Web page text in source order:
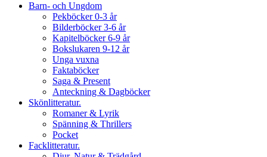
Barn- och Ungdom
Pekböcker 0-3 år
Bilderböcker 3-6 år
Kapitelböcker 6-9 år
Bokslukaren 9-12 år
Unga vuxna
Faktaböcker
Saga & Present
Anteckning & Dagböcker
Skönlitteratur.
Romaner & Lyrik
Spänning & Thrillers
Pocket
Facklitteratur.